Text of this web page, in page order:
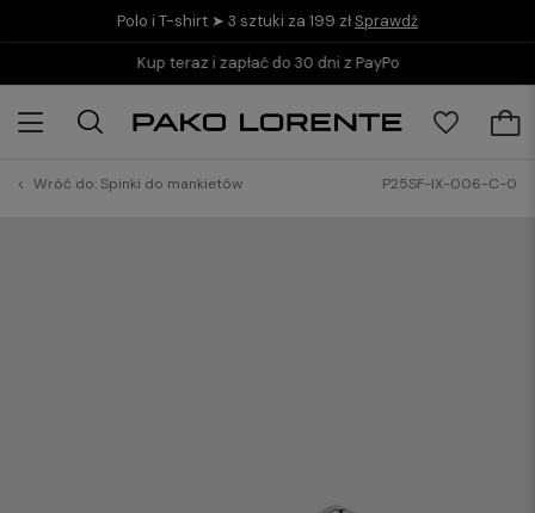
Polo i T-shirt ➤ 3 sztuki za 199 zł Sprawdź
Kup teraz i zapłać do 30 dni z PayPo
Wróć do:Spinki do mankietów P25SF-IX-006-C-0